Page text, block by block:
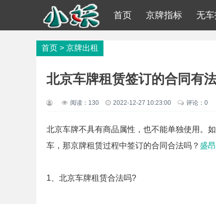
首页 京牌指标 无
首页 > 京牌出租
北京车牌租赁签订的合同有
阅读： 130 2022-12-27 10:23:00 评论：0
北京车牌不具有商品属性，也不能单独使用。
车，那京牌租赁过程中签订的合同合法吗？ 盛
1、北京车牌租赁合法吗?